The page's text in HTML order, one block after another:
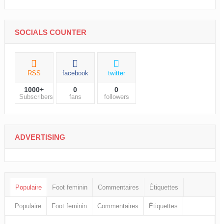
SOCIALS COUNTER
RSS
1000+
Subscribers
facebook
0
fans
twitter
0
followers
ADVERTISING
Populaire Foot feminin Commentaires Étiquettes
Populaire Foot feminin Commentaires Étiquettes